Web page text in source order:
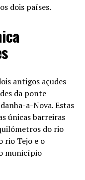
dois países.
antigos açudes
da ponte
a-Nova. Estas
únicas barreiras
do rio
rio Tejo e o
município